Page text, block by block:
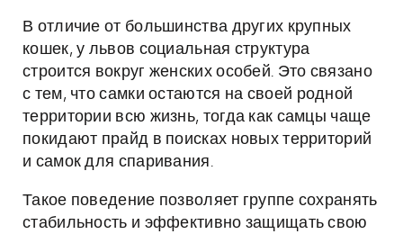
В отличие от большинства других крупных
кошек, у львов социальная структура
строится вокруг женских особей. Это связано
с тем, что самки остаются на своей родной
территории всю жизнь, тогда как самцы чаще
покидают прайд в поисках новых территорий
и самок для спаривания.
Такое поведение позволяет группе сохранять
стабильность и эффективно защищать свою